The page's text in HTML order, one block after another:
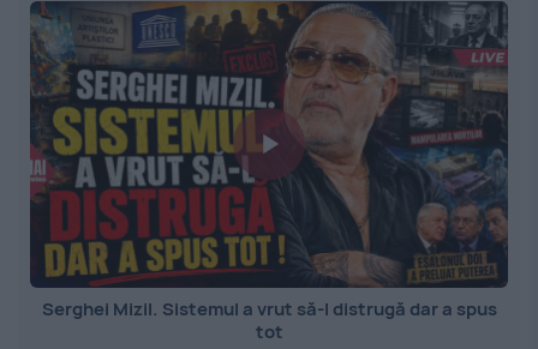
Serghei Mizil. Sistemul a vrut să-l distrugă dar a spus
tot